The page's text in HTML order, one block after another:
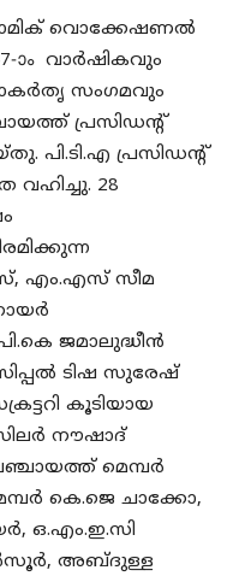
വൊക്കേഷണൽ
ാം വാർഷികവും
സംഗമവും
പ്രസിഡന്റ്‌
പി.ടി.എ പ്രസിഡന്റ്‌
വഹിച്ചു. 28
എം.എസ് സീമ
ജമാലുദ്ധീൻ
ടിഷ സുരേഷ്
കൂടിയായ
നൗഷാദ്
മെമ്പർ
കെ.ജെ ചാക്കോ,
ഒ.എം.ഇ.സി
അബ്ദുള്ള